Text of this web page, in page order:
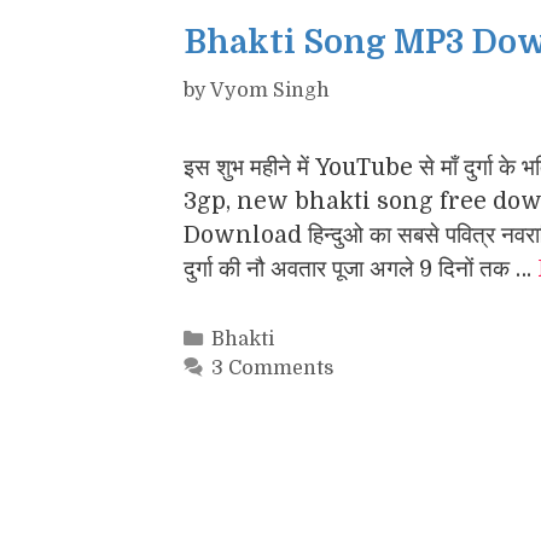
Bhakti Song MP3
byVyom Singh
इस शुभ महीने में YouTube से माँ दुर्गा
3gp, new bhakti song free
Download हिन्दुओ का सबसे पवित्र
दुर्गा की नौ अवतार पूजा अगले 9 दिनों तक …
Categories
Bhakti
3 Comments